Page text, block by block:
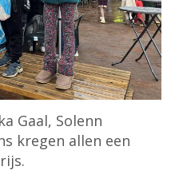
Gaal, Solenn
kregen allen een